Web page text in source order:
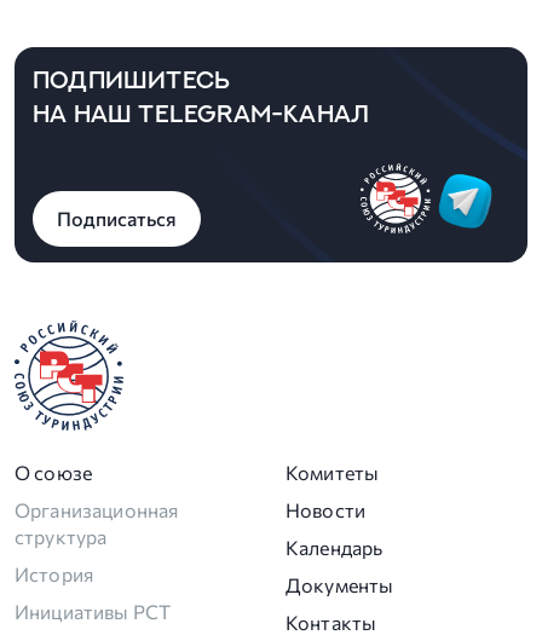
ПОДПИШИТЕСЬ
НА НАШ TELEGRAM-КАНАЛ
Подписаться
О союзе
Организационная
структура
История
Инициативы РСТ
Комитеты
Новости
Календарь
Документы
Контакты